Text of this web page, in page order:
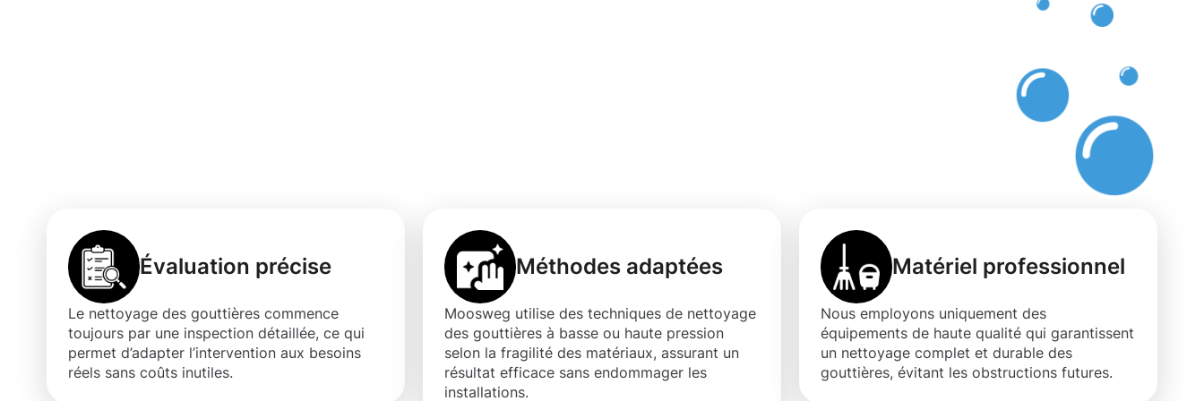
Évaluation précise
Le nettoyage des gouttières commence
toujours par une inspection détaillée, ce qui
permet d’adapter l’intervention aux besoins
réels sans coûts inutiles.
Méthodes adaptées
Moosweg utilise des techniques de nettoyage
des gouttières à basse ou haute pression
selon la fragilité des matériaux, assurant un
résultat efficace sans endommager les
installations.
Matériel professionnel
Nous employons uniquement des
équipements de haute qualité qui garantissent
un nettoyage complet et durable des
gouttières, évitant les obstructions futures.